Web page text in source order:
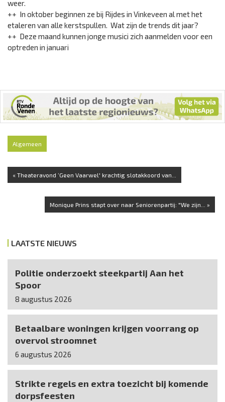
weer.
++ In oktober beginnen ze bij Rijdes in Vinkeveen al met het
etaleren van alle kerstspullen. Wat zijn de trends dit jaar?
++ Deze maand kunnen jonge musici zich aanmelden voor een
optreden in januari
Algemeen
« Theateravond ‘Geen Vaarwel' krachtig slotakkoord van...
Monique Prins stapt over naar Seniorenpartij: "We zijn... »
LAATSTE NIEUWS
Politie onderzoekt steekpartij Aan het
Spoor
8 augustus 2026
Betaalbare woningen krijgen voorrang op
overvol stroomnet
6 augustus 2026
Strikte regels en extra toezicht bij komende
dorpsfeesten